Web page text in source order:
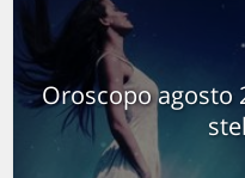
Oroscopo agosto